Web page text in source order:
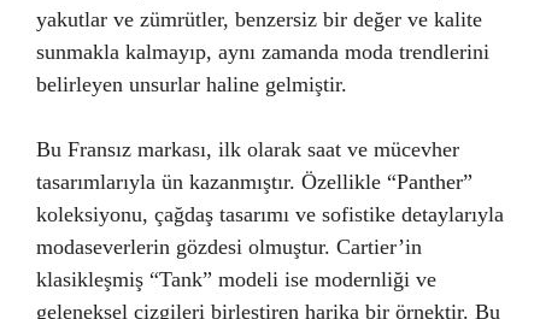
yakutlar ve zümrütler, benzersiz bir değer ve kalite
sunmakla kalmayıp, aynı zamanda moda trendlerini
belirleyen unsurlar haline gelmiştir.
Bu Fransız markası, ilk olarak saat ve mücevher
tasarımlarıyla ün kazanmıştır. Özellikle “Panther”
koleksiyonu, çağdaş tasarımı ve sofistike detaylarıyla
modaseverlerin gözdesi olmuştur. Cartier’in
klasikleşmiş “Tank” modeli ise modernliği ve
geleneksel çizgileri birleştiren harika bir örnektir. Bu